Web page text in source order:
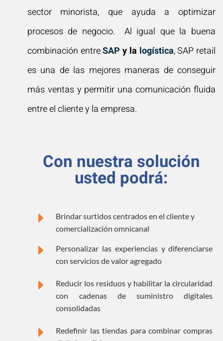
sector minorista, que ayuda a optimizar
procesos de negocio. Al igual que la buena
combinación entreSAP y la logística, SAP retail
es una de las mejores maneras de conseguir
más ventas y permitir una comunicación fluida
entre el cliente y la empresa.
Con nuestra solución
usted podrá:
E
Brindar surtidos centrados en el cliente y
comercialización omnicanal
E
Personalizar las experiencias y diferenciarse
con servicios de valor agregado
E
Reducir los residuos y habilitar la circularidad
con cadenas de suministro digitales
consolidadas
E
Redefinir las tiendas para combinar compras